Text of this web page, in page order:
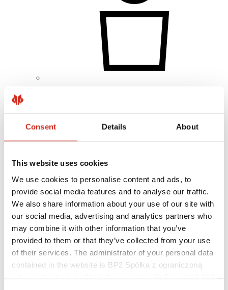
Consent Details About
This website uses cookies
We use cookies to personalise content and ads, to
provide social media features and to analyse our traffic.
We also share information about your use of our site with
our social media, advertising and analytics partners who
may combine it with other information that you’ve
provided to them or that they’ve collected from your use
of their services. The administrator of your personal data
contained in the website is BP2 Spółka z ograniczoną
Înregistrarea garanției
Găsiți un distribuitor/contractor